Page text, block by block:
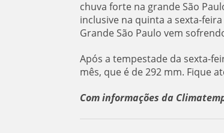
chuva forte na grande São
inclusive na quinta a sexta-
Grande São Paulo vem
Após a tempestade da sexta-
mês, que é de 292 mm. Fique
Com informações da